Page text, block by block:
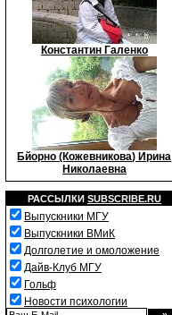
Константин Галенко
Бйорно (Кожевникова) Ирина
Николаевна
РАССЫЛКИ SUBSCRIBE.RU
Выпускники МГУ
Выпускники ВМиК
Долголетие и омоложение
Дайв-Клуб МГУ
Гольф
Новости психологии